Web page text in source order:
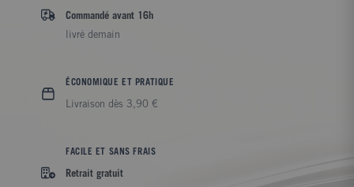
Commandé avant 16h
livré demain
ÉCONOMIQUE ET PRATIQUE
Livraison dès 3,90 €
FACILE ET SANS FRAIS
Retrait gratuit